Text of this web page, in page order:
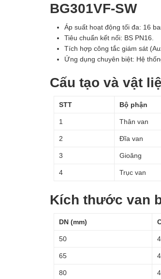
BG301VF-SW
Áp suất hoạt động tối đa: 16
Tiêu chuẩn kết nối: BS PN16.
Tích hợp công tắc giám sát
Ứng dụng chuyên biệt: Hệ
Cấu tạo và vật
STT Bộ phận
1 Thân van
2 Đĩa van
3 Gioăng
4 Trục van
Kích thước van
DN (mm)
50
65
80